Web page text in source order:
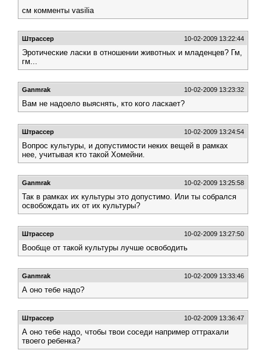
см комменты vasilia
Штрассер 10-02-2009 13:22:44
Эротические ласки в отношении животных и младенцев? Гм,
гм...
Ganmrak 10-02-2009 13:23:32
Вам не надоело выяснять, кто кого ласкает?
Штрассер 10-02-2009 13:24:54
Вопрос культуры, и допустимости неких вещей в рамках
нее, учитывая кто такой Хомейни.
Ganmrak 10-02-2009 13:25:58
Так в рамках их культуры это допустимо. Или ты собрался
освобождать их от их культуры?
Штрассер 10-02-2009 13:27:50
Вообще от такой культуры лучше освободить
Ganmrak 10-02-2009 13:33:46
А оно тебе надо?
Штрассер 10-02-2009 13:36:47
А оно тебе надо, чтобы твои соседи например оттрахали
твоего ребенка?